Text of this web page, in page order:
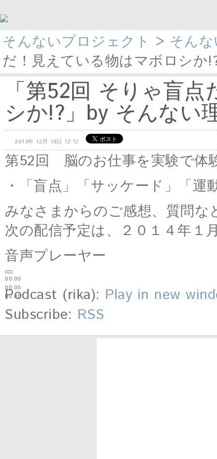
そんないプロジェクト > そん
だ！見えている物はマボロシか
「第52回 そりゃ盲
シか!?」by そんない
2013年 12月 19日 12:12
第52回 脳のお仕事を実験で体
・「盲点」「サッケード」「運
みなさまからのご感想、質問
次の配信予定は、２０１４年１
音声プレーヤー
00:00
00:00
00:00
Podcast (rika): Play in new
Subscribe: RSS